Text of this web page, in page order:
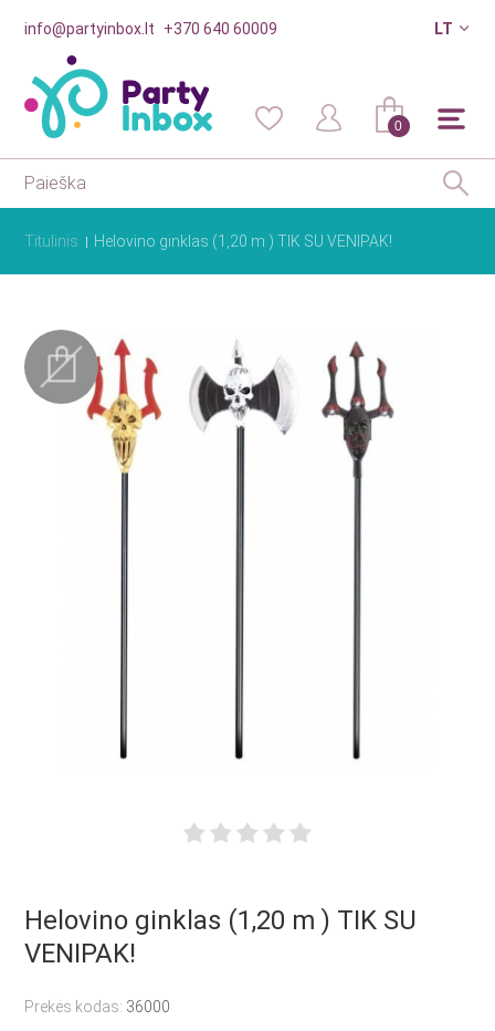
info@partyinbox.lt +370 640 60009 LT
0
Titulinis Helovino ginklas (1,20 m ) TIK SU VENIPAK!
Helovino ginklas (1,20 m ) TIK SU
VENIPAK!
Prekės kodas: 36000